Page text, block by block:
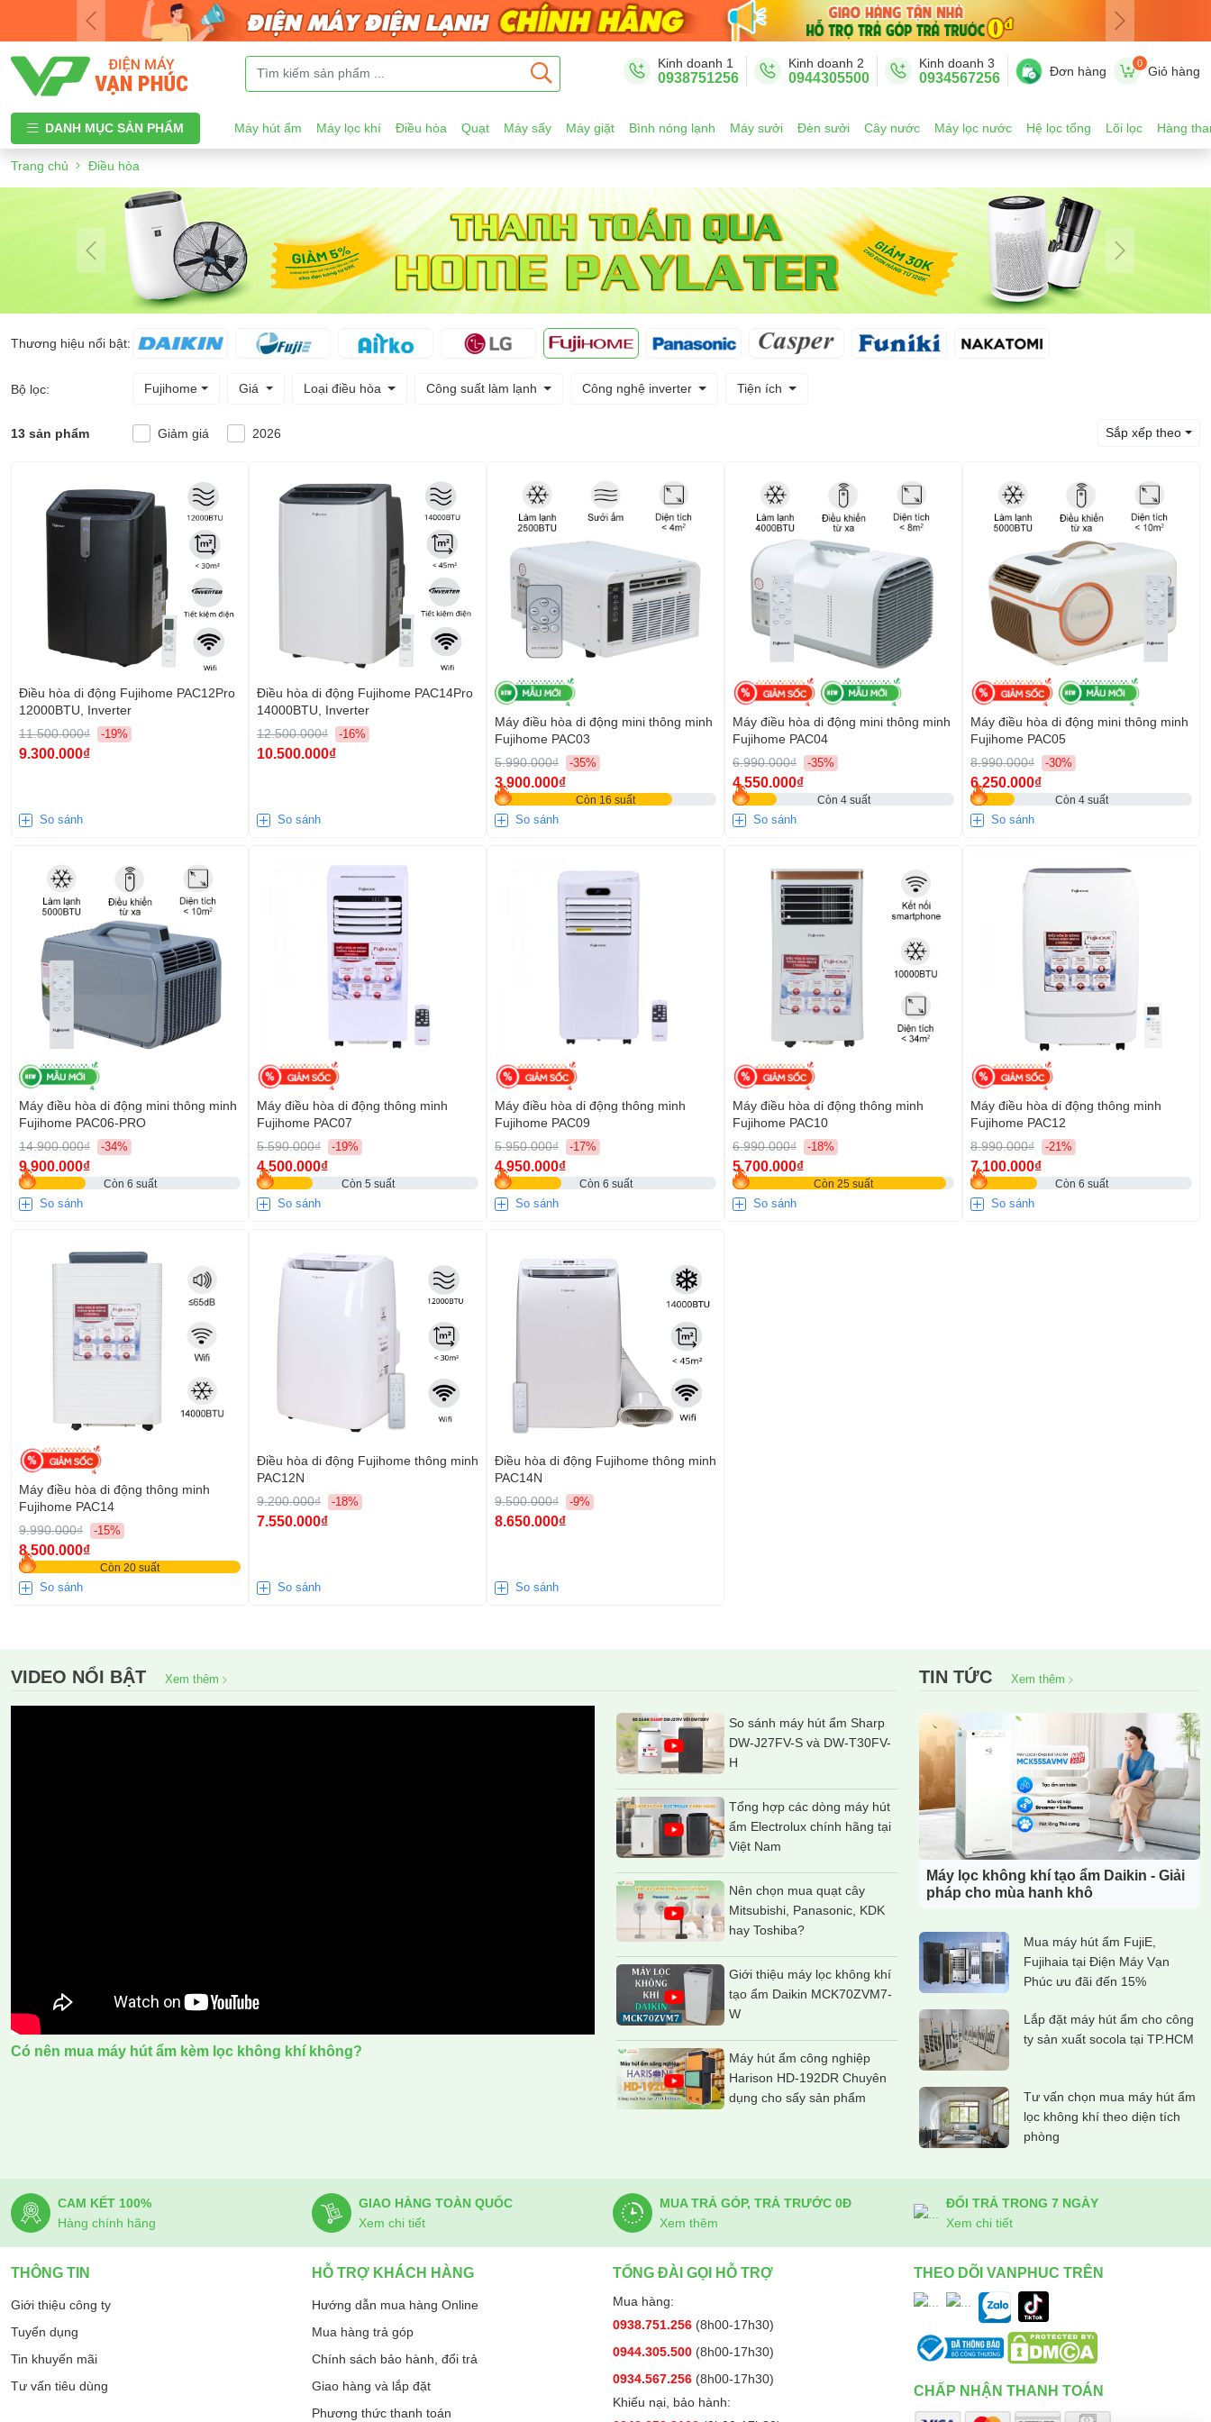
Kinh doanh 1
0938751256
Kinh doanh 2
0944305500
Kinh doanh 3
0934567256 Đơn hàng
0
Giỏ hàng
DANH MỤC SẢN PHẨM Máy hút ẩm Máy lọc khí Điều hòa Quạt Máy sấy Máy giặt Bình nóng lạnh Máy sưởi Đèn sưởi Cây nước Máy lọc nước Hệ lọc tổng Lõi lọc Hàng
Trang chủ Điều hòa
Thương hiệu nổi bật:
Bộ lọc: Fujihome Giá Loại điều hòa Công suất làm lạnh Công nghệ inverter Tiện ích
Giảm giá 2026
13 sản phẩm Sắp xếp theo
Điều hòa di động Fujihome PAC12Pro
12000BTU, Inverter
11.500.000₫
-19%
9.300.000₫
So sánh
Điều hòa di động Fujihome PAC14Pro
14000BTU, Inverter
12.500.000₫
-16%
10.500.000₫
So sánh
Máy điều hòa di động mini thông minh
Fujihome PAC03
5.990.000₫
-35%
3.900.000₫
Còn 16 suất
So sánh
Máy điều hòa di động mini thông minh
Fujihome PAC04
6.990.000₫
-35%
4.550.000₫
Còn 4 suất
So sánh
Máy điều hòa di động mini thông minh
Fujihome PAC05
8.990.000₫
-30%
6.250.000₫
Còn 4 suất
So sánh
Máy điều hòa di động mini thông minh
Fujihome PAC06-PRO
14.900.000₫
-34%
9.900.000₫
Còn 6 suất
So sánh
Máy điều hòa di động thông minh
Fujihome PAC07
5.590.000₫
-19%
4.500.000₫
Còn 5 suất
So sánh
Máy điều hòa di động thông minh
Fujihome PAC09
5.950.000₫
-17%
4.950.000₫
Còn 6 suất
So sánh
Máy điều hòa di động thông minh
Fujihome PAC10
6.990.000₫
-18%
5.700.000₫
Còn 25 suất
So sánh
Máy điều hòa di động thông minh
Fujihome PAC12
8.990.000₫
-21%
7.100.000₫
Còn 6 suất
So sánh
Máy điều hòa di động thông minh
Fujihome PAC14
9.990.000₫
-15%
8.500.000₫
Còn 20 suất
So sánh
Điều hòa di động Fujihome thông minh
PAC12N
9.200.000₫
-18%
7.550.000₫
So sánh
Điều hòa di động Fujihome thông minh
PAC14N
9.500.000₫
-9%
8.650.000₫
So sánh
VIDEO NỔI BẬT Xem thêm
Có nên mua máy hút ẩm kèm lọc không khí không?
So sánh máy hút ẩm Sharp
DW-J27FV-S và DW-T30FV-
H
Tổng hợp các dòng máy hút
ẩm Electrolux chính hãng tại
Việt Nam
Nên chọn mua quạt cây
Mitsubishi, Panasonic, KDK
hay Toshiba?
Giới thiệu máy lọc không khí
tạo ẩm Daikin MCK70ZVM7-
W
Máy hút ẩm công nghiệp
Harison HD-192DR Chuyên
dụng cho sấy sản phẩm
TIN TỨC Xem thêm
Máy lọc không khí tạo ẩm Daikin - Giải
pháp cho mùa hanh khô
Mua máy hút ẩm FujiE,
Fujihaia tại Điện Máy Vạn
Phúc ưu đãi đến 15%
Lắp đặt máy hút ẩm cho công
ty sản xuất socola tại TP.HCM
Tư vấn chọn mua máy hút ẩm
lọc không khí theo diện tích
phòng
CAM KẾT 100%
Hàng chính hãng
GIAO HÀNG TOÀN QUỐC
Xem chi tiết
MUA TRẢ GÓP, TRẢ TRƯỚC 0Đ
Xem thêm
ĐỔI TRẢ TRONG 7 NGÀY
Xem chi tiết
THÔNG TIN
Giới thiệu công ty
Tuyển dụng
Tin khuyến mãi
Tư vấn tiêu dùng
HỖ TRỢ KHÁCH HÀNG
Hướng dẫn mua hàng Online
Mua hàng trả góp
Chính sách bảo hành, đổi trả
Giao hàng và lắp đặt
Phương thức thanh toán
TỔNG ĐÀI GỌI HỖ TRỢ
Mua hàng:
0938.751.256 (8h00-17h30)
0944.305.500 (8h00-17h30)
0934.567.256 (8h00-17h30)
Khiếu nại, bảo hành:
THEO DÕI VANPHUC TRÊN
CHẤP NHẬN THANH TOÁN